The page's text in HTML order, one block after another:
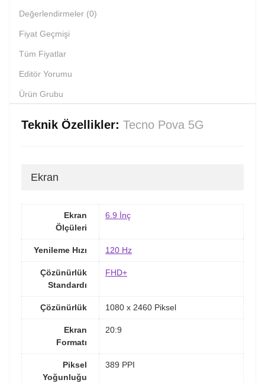
Değerlendirmeler (0)
Fiyat Geçmişi
Tüm Fiyatlar
Editör Yorumu
Ürün Grubu
Teknik Özellikler: Tecno Pova 5G
Ekran
Ekran
Ölçüleri
6.9 İnç
Yenileme Hızı 120 Hz
Çözünürlük
Standardı
FHD+
Çözünürlük 1080 x 2460 Piksel
Ekran
Formatı
20:9
Piksel
Yoğunluğu
389 PPI